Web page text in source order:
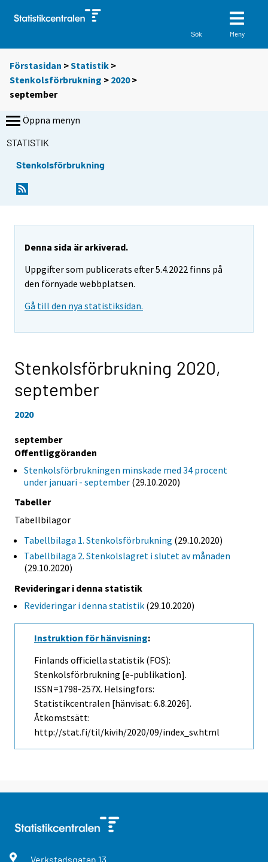
Sök Meny
Förstasidan >Statistik >
Stenkolsförbrukning > 2020>
september
Öppna menyn
STATISTIK
Stenkolsförbrukning
Denna sida är arkiverad.
Uppgifter som publicerats efter 5.4.2022 finns på
den förnyade webbplatsen.
Gå till den nya statistiksidan.
Stenkolsförbrukning 2020,
september
2020
september
Offentliggöranden
Stenkolsförbrukningen minskade med 34 procent
under januari - september (29.10.2020)
Tabeller
Tabellbilagor
Tabellbilaga 1. Stenkolsförbrukning (29.10.2020)
Tabellbilaga 2. Stenkolslagret i slutet av månaden
(29.10.2020)
Revideringar i denna statistik
Revideringar i denna statistik (29.10.2020)
Instruktion för hänvisning:
Finlands officiella statistik (FOS):
Stenkolsförbrukning [e-publikation].
ISSN=1798-257X. Helsingfors:
Statistikcentralen [hänvisat: 6.8.2026].
Åtkomstsätt:
http://stat.fi/til/kivih/2020/09/index_sv.html
Verkstadsgatan 13